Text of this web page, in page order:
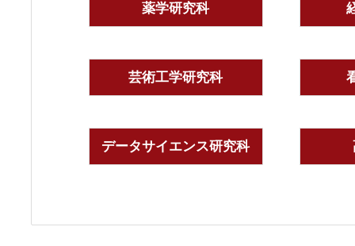
薬学研究科
芸術工学研究科
データサイエンス研究科